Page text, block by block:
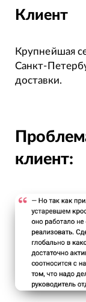
Клиент
Крупнейшая
Санкт-
доставки.
клиент: